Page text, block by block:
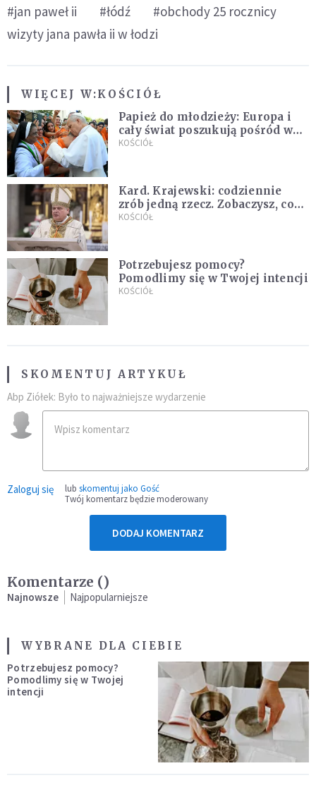
#jan paweł ii #łódź
#obchody 25 rocznicy
wizyty jana pawła ii w łodzi
WIĘCEJ W:KOŚCIÓŁ
Papież do młodzieży: Europa i
cały świat poszukują pośród was
nowych świętych
KOŚCIÓŁ
Kard. Krajewski: codziennie
zrób jedną rzecz. Zobaczysz, co
stanie się z twoim życiem
KOŚCIÓŁ
Potrzebujesz pomocy?
Pomodlimy się w Twojej intencji
KOŚCIÓŁ
SKOMENTUJ ARTYKUŁ
Abp Ziółek: Było to najważniejsze wydarzenie
Zaloguj się lub skomentuj jako Gość
Twój komentarz będzie moderowany
DODAJ KOMENTARZ
Komentarze ()
Najnowsze Najpopularniejsze
WYBRANE DLA CIEBIE
Potrzebujesz pomocy?
Pomodlimy się w Twojej
intencji